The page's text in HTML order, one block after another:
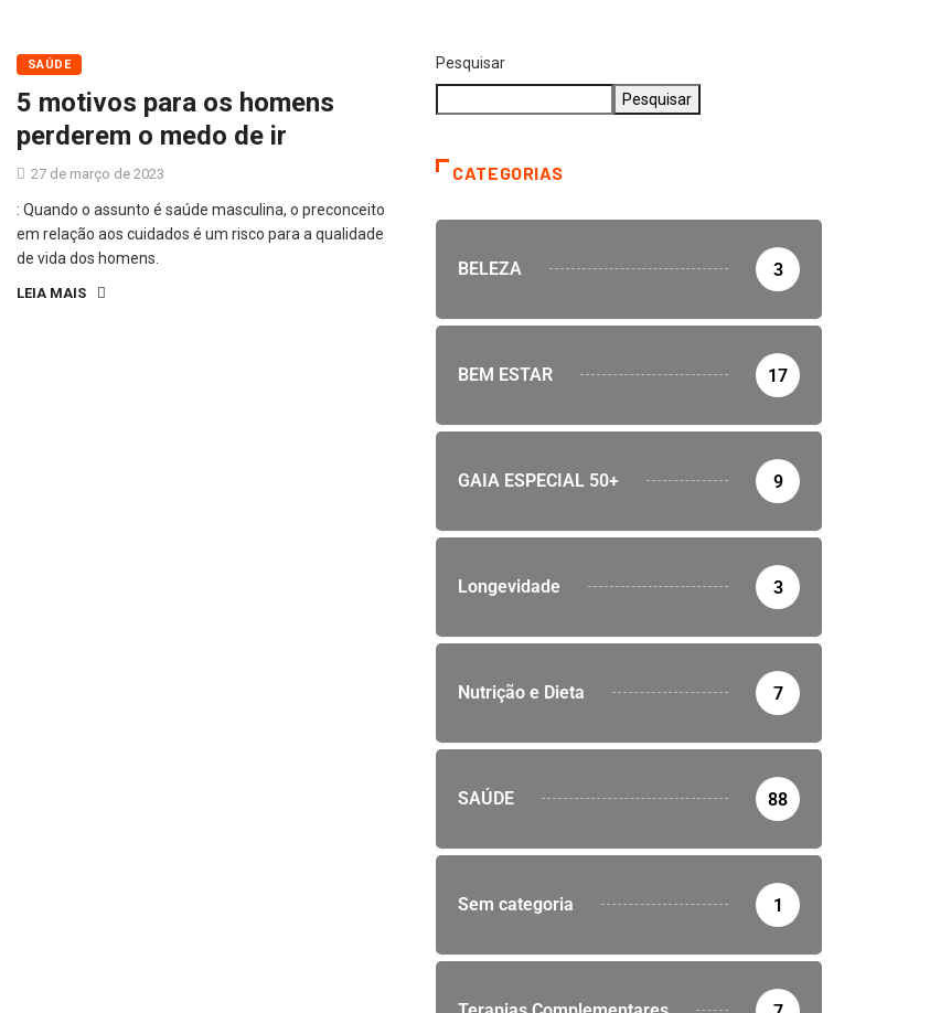
SAÚDE
5 motivos para os homens
perderem o medo de ir
27 de março de 2023
: Quando o assunto é saúde masculina, o preconceito
em relação aos cuidados é um risco para a qualidade
de vida dos homens.
LEIA MAIS
Pesquisar
Pesquisar
CATEGORIAS
BELEZA 3
BEM ESTAR 17
GAIA ESPECIAL 50+ 9
Longevidade 3
Nutrição e Dieta 7
SAÚDE 88
Sem categoria 1